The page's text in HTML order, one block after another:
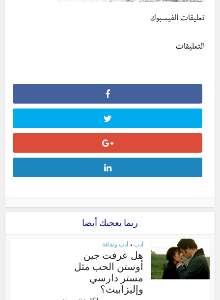
تعليقات الفيسبوك
التعليقات
ربما يعجبك أيضا
أدب • أدب وثقافة
هل عرفت جين
أوستن الحب مثل
مستر دارسي
وإليزابيث؟